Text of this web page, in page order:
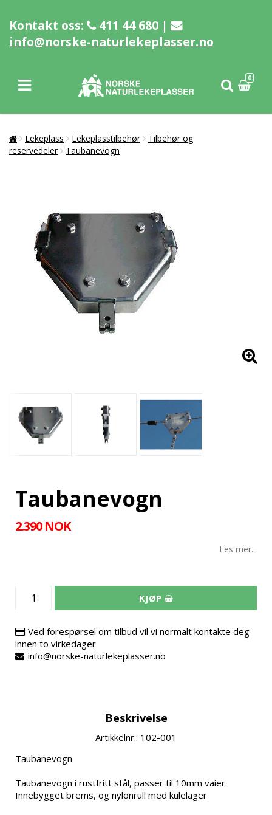
Kontakt oss:
411 44 680 |
info@norske-naturlekeplasser.no
0
Lekeplass Lekeplasstilbehør
Tilbehør og
reservedeler
Taubanevogn
Taubanevogn
2.390 NOK
Les mer...
KJØP
Ved forespørsel om tilbud vil vi normalt kontakte deg
innen to virkedager
info@norske-naturlekeplasser.no
Beskrivelse
Artikkelnr.: 102-001
Taubanevogn
Taubanevogn i rustfritt stål, passer til 10mm vaier.
Innebygget brems, og nylonrull med kulelager